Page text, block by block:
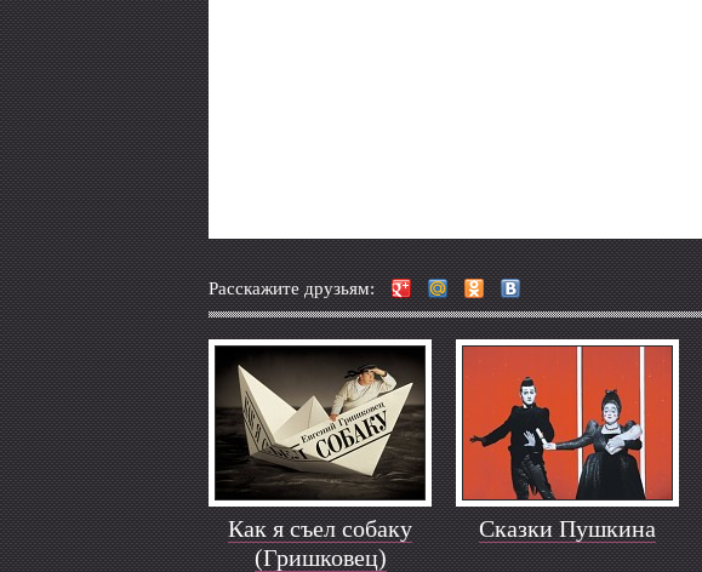
Расскажите друзьям:
Как я съел собаку
(Гришковец)
Сказки Пушкина